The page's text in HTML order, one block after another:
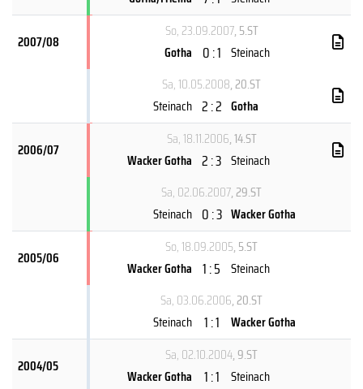
2007/08
So, 23.09.2007, 5.ST
Gotha 0 : 1 Steinach
Sa, 10.05.2008, 20.ST
Steinach 2 : 2 Gotha
2006/07
Sa, 18.11.2006, 14.ST
Wacker Gotha 2 : 3 Steinach
Sa, 02.06.2007, 29.ST
Steinach 0 : 3 Wacker Gotha
2005/06
So, 18.09.2005, 5.ST
Wacker Gotha 1 : 5 Steinach
Sa, 03.06.2006, 20.ST
Steinach
1 : 1 Wacker Gotha
2004/05
Sa, 02.10.2004, 9.ST
Wacker Gotha
1 : 1
Steinach